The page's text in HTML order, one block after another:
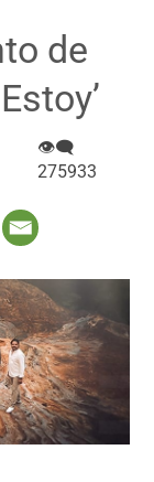
de
👁‍🗨
275933